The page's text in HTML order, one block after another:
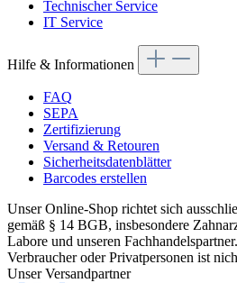
Technischer Service
IT Service
Hilfe & Informationen
FAQ
SEPA
Zertifizierung
Versand & Retouren
Sicherheitsdatenblätter
Barcodes erstellen
Unser Online-Shop richtet sich
gemäß § 14 BGB, insbesondere
Labore und unseren
Verbraucher oder Privatpersonen ist
Unser Versandpartner